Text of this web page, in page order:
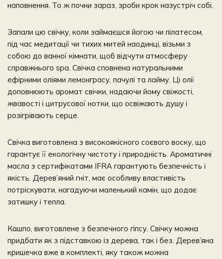
наповнення. То ж почни зараз, зроби крок назустріч собі.
Запали цю свічку, коли займаєшся йогою чи пілатесом,
під час медитації чи тихих митей наодинці, візьми з
собою до ванної кімнати, щоб відчути атмосферу
справжнього spa. Свічка сповнена натуральними
ефірними оліями лемонграсу, пачулі та лайму. Ці олії
доповнюють аромат свічки, надаючи йому свіжості,
жвавості і цитрусової нотки, що освіжають душу і
розігрівають серце.
Свічка виготовлена з високоякісного соєвого воску, що
гарантує її екологічну чистоту і природність. Ароматичні
масла з сертифікатами IFRA гарантують безпечність і
якість. Дерев’яний гніт, має особливу властивість
потріскувати, нагадуючи маленький камін, що додає
затишку і тепла.
Кашпо, виготовлене з безпечного гіпсу. Свічку можна
придбати як з підставкою із дерева, так і без. Дерев’яна
кришечка вже в комплекті, яку також можна